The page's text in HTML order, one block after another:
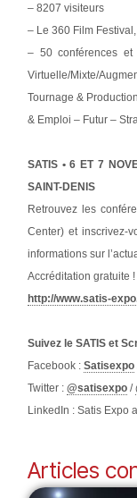
– 8207 visiteurs
– Le 360 Film
– 50 conférences
Virtuelle/Mixte/
Tournage &
& Emploi – Futur –
SATIS • 6 ET 7
SAINT-DENIS
Retrouvez les
Center) et inscrivez-
informations sur
Accréditation gratuite !
http://www.satis-
Suivez le SATIS et
Facebook : Satisexpo
Twitter : @satisexpo/
LinkedIn : Satis Expo
Articles